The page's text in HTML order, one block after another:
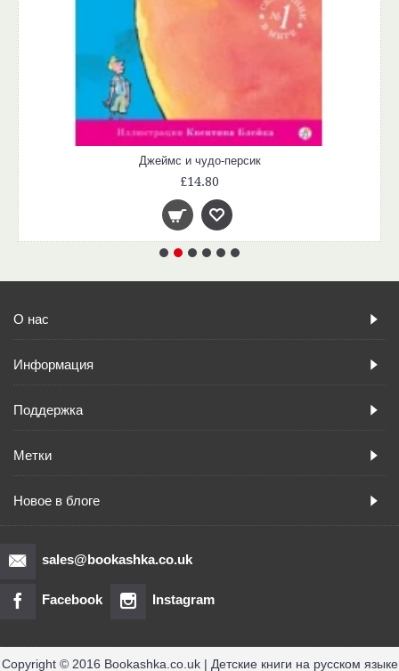
Джеймс и чудо-персик
£14.80
О нас
Информация
Поддержка
Метки
Новое в блоге
sales@bookashka.co.uk
Facebook Instagram
Copyright © 2016 Bookashka.co.uk | Детские книги на русском языке